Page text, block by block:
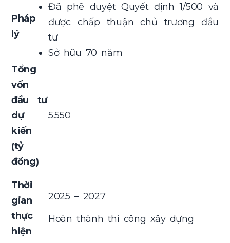
Pháp
lý
Đã phê duyệt Quyết định 1/500 và
được chấp thuận chủ trương đầu
tư
Sở hữu 70 năm
Tổng
vốn
đầu tư
dự
kiến
(tỷ
đồng)
5.550
Thời
gian
thực
hiện
2025 – 2027
Hoàn thành thi công xây dựng